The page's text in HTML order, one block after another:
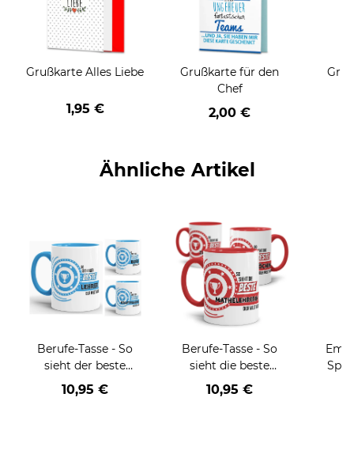
Grußkarte Alles Liebe
1,95 €
Grußkarte für den
Chef
2,00 €
Ähnliche Artikel
Berufe-Tasse - So
sieht der beste
BERUF aus -
verschiedene Berufe
10,95 €
Berufe-Tasse - So
sieht die beste
BERUF aus -
verschiedene Berufe
10,95 €